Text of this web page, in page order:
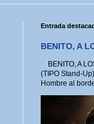
Entrada
BENITO, A
BENITO, A
(TIPO Stand-
Hombre al